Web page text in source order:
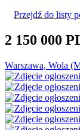
Przejdź do listy
2 150 000
Warszawa, Wola